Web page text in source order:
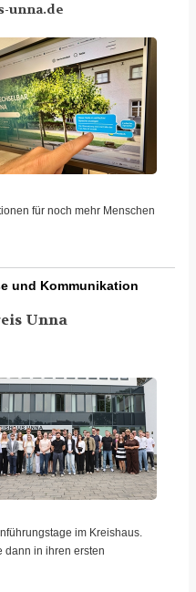
unna.de
für noch mehr Menschen
und Kommunikation
Unna
im Kreishaus.
dann in ihren ersten